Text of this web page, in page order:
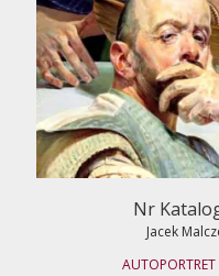
Nr
Jacek
AUTOPORTRET